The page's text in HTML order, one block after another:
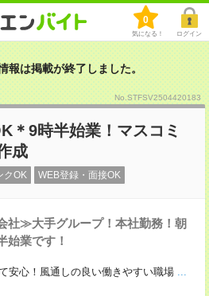
0
気になる！ ログイン
報は掲載が終了しました。
No.STFSV2504420183
＊9時半始業！マスコミ
成
クOK WEB登録・面接OK
社≫大手グループ！本社勤務！朝
始業です！
安心！風通しの良い働きやすい職場 ...